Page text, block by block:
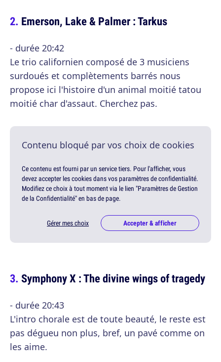
Emerson, Lake & Palmer : Tarkus
- durée 20:42
Le trio californien composé de 3 musiciens
surdoués et complètements barrés nous
propose ici l'histoire d'un animal moitié tatou
moitié char d'assaut. Cherchez pas.
Contenu bloqué par vos choix de cookies
Ce contenu est fourni par un service tiers. Pour l'afficher, vous
devez accepter les cookies dans vos paramètres de confidentialité.
Modifiez ce choix à tout moment via le lien "Paramètres de Gestion
de la Confidentialité" en bas de page.
Gérer mes choix Accepter & afficher
Symphony X : The divine wings of tragedy
- durée 20:43
L'intro chorale est de toute beauté, le reste est
pas dégueu non plus, bref, un pavé comme on
les aime.